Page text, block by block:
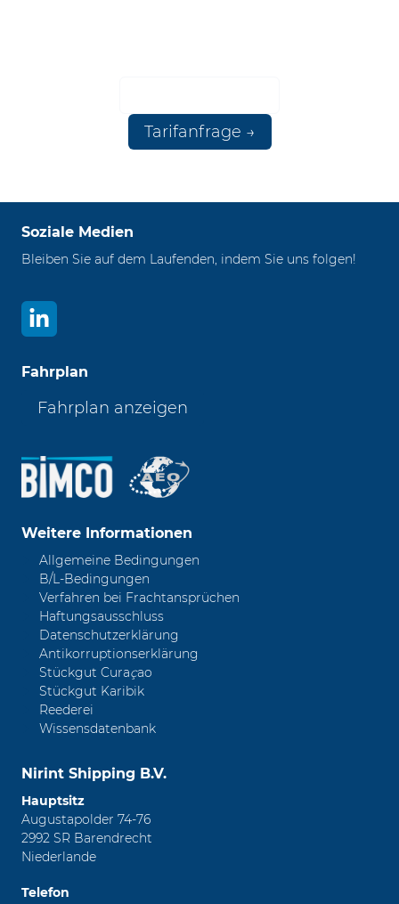
Tarifanfrage →
Soziale Medien
Bleiben Sie auf dem Laufenden, indem Sie uns folgen!
Fahrplan
Fahrplan anzeigen
Weitere Informationen
Allgemeine Bedingungen
B/L-Bedingungen
Verfahren bei Frachtansprüchen
Haftungsausschluss
Datenschutzerklärung
Antikorruptionserklärung
Stückgut Curaçao
Stückgut Karibik
Reederei
Wissensdatenbank
Nirint Shipping B.V.
Hauptsitz
Augustapolder 74-76
2992 SR Barendrecht
Niederlande
Telefon